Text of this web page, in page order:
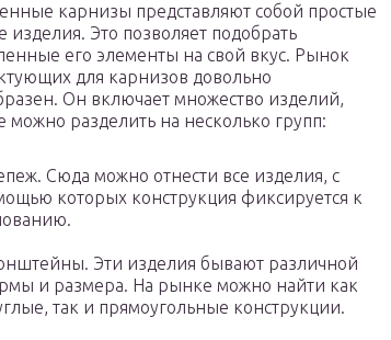
карнизы представляют собой простые
изделия. Это позволяет подобрать
его элементы на свой вкус. Рынок
для карнизов довольно
Он включает множество изделий,
можно разделить на несколько групп:
Сюда можно отнести все изделия, с
которых конструкция фиксируется к
Эти изделия бывают различной
и размера. На рынке можно найти как
так и прямоугольные конструкции.